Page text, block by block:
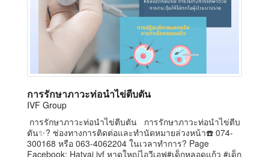
การรักษาภาวะท่อนำไข่ตีบตัน
IVF Group
การรักษาภาวะท่อนำไข่ตีบตัน การรักษาภาวะท่อนำไข่ตีบ
ตัน✨? ช่องทางการติดต่อและทำนัดหมายล่วงหน้า☎️ 074-
300168 หรือ 063-4062204 ในเวลาทำการ? Page
Facebook: Hatyai ivf หาดใหญ่ไอวีเอฟ#เด็กหลอดแก้ว #เด็ก